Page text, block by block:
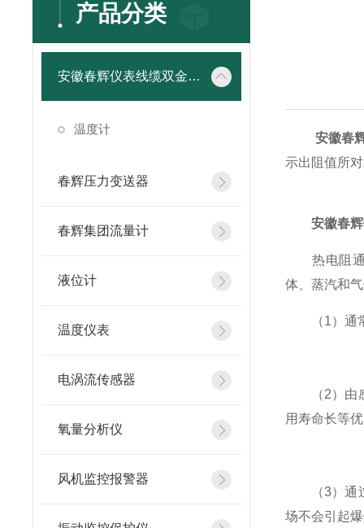
产品分类
安徽春辉仪表线缆双金属温度计
温度计
春辉压力变送器
春辉集团流量计
液位计
温度仪表
电涡流传感器
氧量分析仪
风机监控报警器
安徽春
示出阻值所
安徽春
热电阻通
体、蒸汽和
（1）通常
（2）由感
用寿命长等
（3）通过
场不会引起